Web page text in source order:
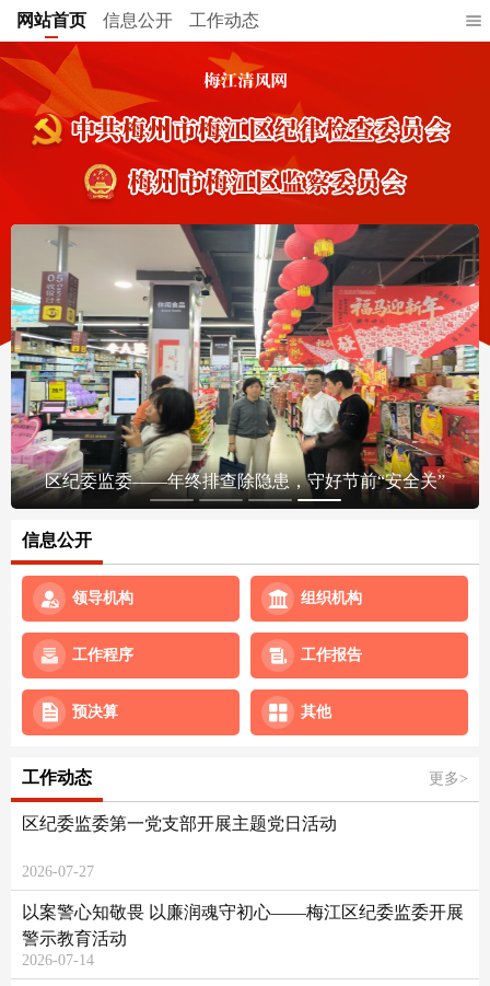
网站首页 信息公开 工作动态
区纪委监委——年终排查除隐患，守好节前“安全关”
信息公开
领导机构 组织机构
工作程序 工作报告
预决算 其他
工作动态 更多>
区纪委监委第一党支部开展主题党日活动
2026-07-27
以案警心知敬畏 以廉润魂守初心——梅江区纪委监委开展
警示教育活动
2026-07-14